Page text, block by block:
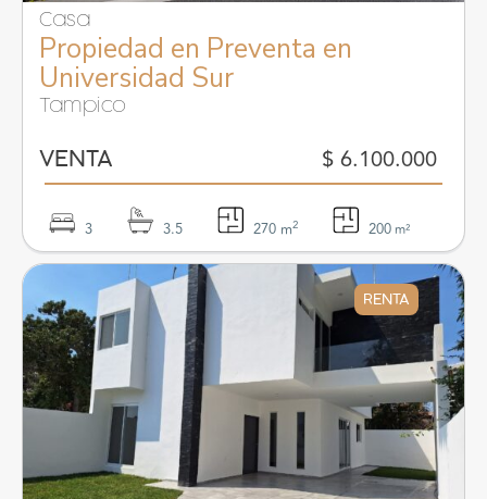
Casa
Propiedad en Preventa en
Universidad Sur
Tampico
VENTA $ 6.100.000
3 3.5 270 m2 200 m²
RENTA